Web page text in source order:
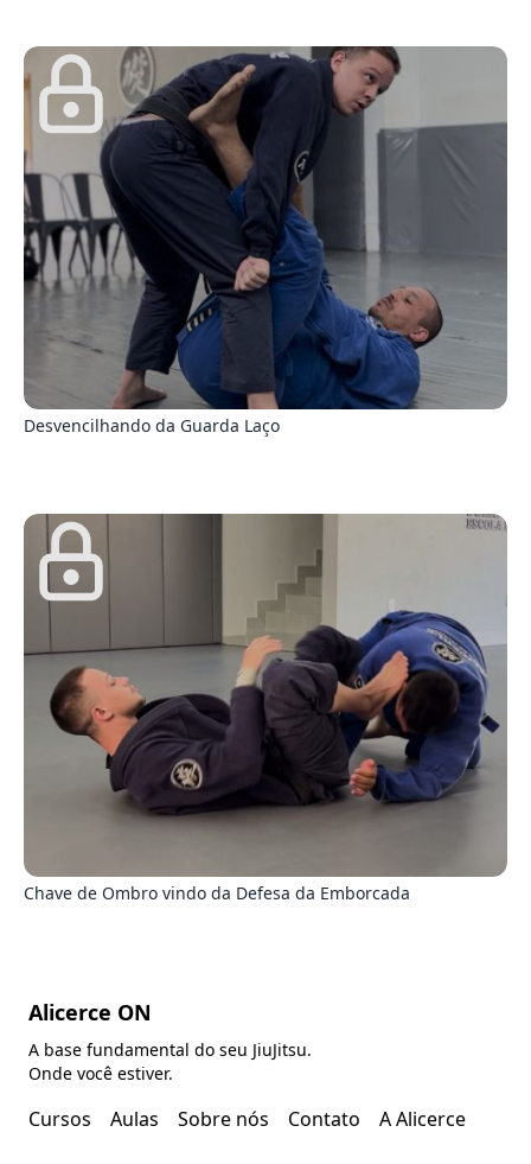
Desvencilhando da Guarda Laço
Chave de Ombro vindo da Defesa da Emborcada
Alicerce ON
A base fundamental do seu JiuJitsu.
Onde você estiver.
Cursos Aulas Sobre nós Contato A Alicerce